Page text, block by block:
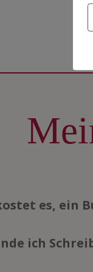
es, ein
ich